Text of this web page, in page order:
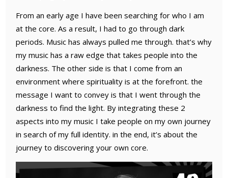
From an early age I have been searching for who I am
at the core. As a result, I had to go through dark
periods. Music has always pulled me through. that’s why
my music has a raw edge that takes people into the
darkness. The other side is that I come from an
environment where spirituality is at the forefront. the
message I want to convey is that I went through the
darkness to find the light. By integrating these 2
aspects into my music I take people on my own journey
in search of my full identity. in the end, it’s about the
journey to discovering your own core.